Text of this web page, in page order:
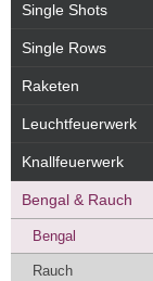
Single Shots
Single Rows
Raketen
Leuchtfeuerwerk
Knallfeuerwerk
Bengal & Rauch
Bengal
Rauch